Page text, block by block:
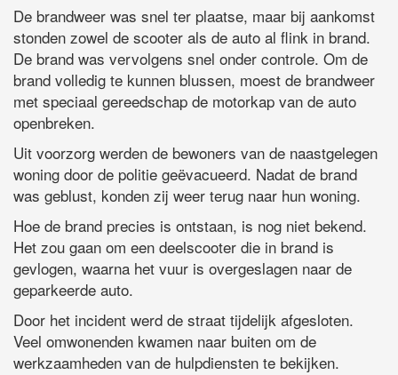
De brandweer was snel ter plaatse, maar bij aankomst
stonden zowel de scooter als de auto al flink in brand.
De brand was vervolgens snel onder controle. Om de
brand volledig te kunnen blussen, moest de brandweer
met speciaal gereedschap de motorkap van de auto
openbreken.
Uit voorzorg werden de bewoners van de naastgelegen
woning door de politie geëvacueerd. Nadat de brand
was geblust, konden zij weer terug naar hun woning.
Hoe de brand precies is ontstaan, is nog niet bekend.
Het zou gaan om een deelscooter die in brand is
gevlogen, waarna het vuur is overgeslagen naar de
geparkeerde auto.
Door het incident werd de straat tijdelijk afgesloten.
Veel omwonenden kwamen naar buiten om de
werkzaamheden van de hulpdiensten te bekijken.